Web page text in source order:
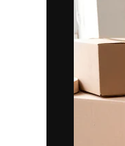
Modelos 3D
Fontes